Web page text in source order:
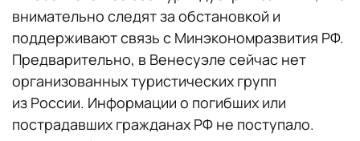
внимательно следят за обстановкой и
поддерживают связь с Минэкономразвития РФ.
Предварительно, в Венесуэле сейчас нет
организованных туристических групп
из России. Информации о погибших или
пострадавших гражданах РФ не поступало.